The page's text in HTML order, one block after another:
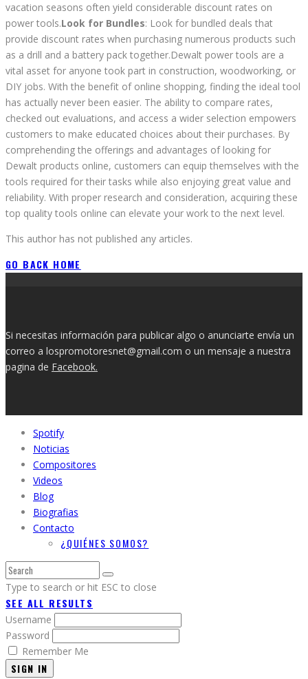
vacation seasons often yield considerable discount rates on
power tools.Look for Bundles: Look for bundled deals that
provide discount rates when purchasing numerous products such
as a drill and a battery pack together.Dewalt power tools are a
vital asset for anyone took part in construction, woodworking, or
DIY jobs. With the benefit of online shopping, finding the ideal tool
has actually never been easier. The ability to compare rates,
checked out evaluations, and access a wider selection empowers
customers to make educated choices about their purchases. By
comprehending the offerings and advantages of looking for
Dewalt products online, customers can equip themselves with the
tools required for their tasks while also enjoying great value and
reliability. With proper research and consideration, acquiring these
top quality tools online can elevate your work to the next level.
This author has not published any articles.
GO BACK HOME
Si necesitas información para publicar algo o anunciarte envía un
correo a lospromotoresnet@gmail.com o un mensaje a nuestra
pagina de Facebook.
Spotify
Noticias
Compositores
Videos
Blog
Biografias
Contacto
¿QUIÉNES SOMOS?
Type to search or hit ESC to close
SEE ALL RESULTS
Username
Password
Remember Me
SIGN IN